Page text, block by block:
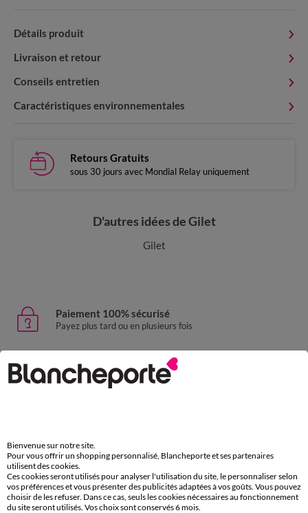
Détails produit
Livraison et retour
Conseils entretien
Caractéristiques environnementales
Retours Gratuits
sous 30 jours avec Mondial Relay uniquement
D'autres idées de Gilet
Gilet
Paiement 100% sécurisé
Payez plus tard ou en plusieurs fois
Livraison express
domicile, relais, consignes automatiques
Service clients
par chat et par téléphone
de 8h00 à 20h00 du lundi au samedi
Bienvenue sur notre site.
Pour vous offrir un shopping personnalisé, Blancheporte et ses partenaires
utilisent des cookies.
Ces cookies seront utilisés pour analyser l'utilisation du site, le personnaliser selon
vos préférences et vous présenter des publicités adaptées à vos goûts. Vous pouvez
choisir de les refuser. Dans ce cas, seuls les cookies nécessaires au fonctionnement
du site seront utilisés. Vos choix sont conservés 6 mois.